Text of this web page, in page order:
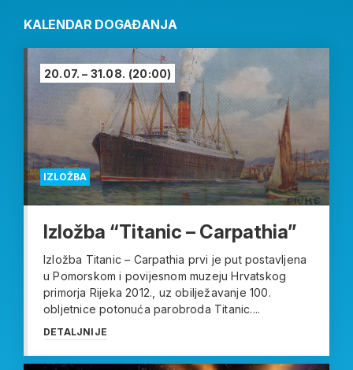
KALENDAR DOGAĐANJA
IZLOŽBA
20.07. – 31.08. (20:00)
Izložba “Titanic – Carpathia”
Izložba Titanic – Carpathia prvi je put postavljena
u Pomorskom i povijesnom muzeju Hrvatskog
primorja Rijeka 2012., uz obilježavanje 100.
obljetnice potonuća parobroda Titanic....
DETALJNIJE